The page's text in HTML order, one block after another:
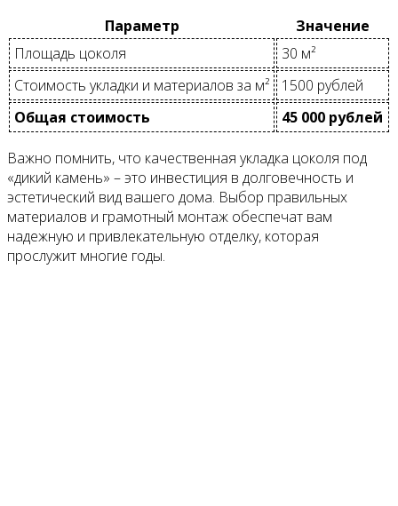
Параметр
Значение
Площадь цоколя
30 м²
Стоимость укладки и материалов за м²
1500 рублей
Общая стоимость
45 000 рублей
Важно помнить, что качественная укладка цоколя под
«дикий камень» – это инвестиция в долговечность и
эстетический вид вашего дома. Выбор правильных
материалов и грамотный монтаж обеспечат вам
надежную и привлекательную отделку, которая
прослужит многие годы.